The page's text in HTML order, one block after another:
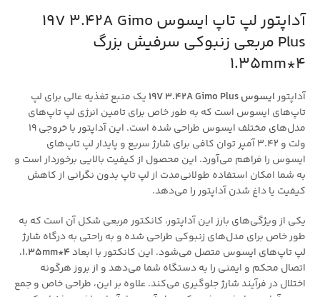
آداپتور لپ تاپ ایسوس 19V 3.42A Gimo
Plus مربعی زنبوکی سرفیش بزرگ
4*1.35mm
آداپتورایسوس 19V 3.42A Gimo Plus
یک منبع تغذیه عالی برای لپ
تاپ‌های ایسوس است که به طور خاص برای تامین انرژی لپ تاپ‌های
مدل‌های مختلف ایسوس طراحی شده است. این آداپتور با خروجی 19
ولت و 3.42 آمپر توان کافی برای شارژ سریع و پایدار لپ تاپ‌های
ایسوس را فراهم می‌آورد. این محصول از کیفیت بالایی برخوردار است و
به شما امکان استفاده طولانی‌مدت از لپ تاپ بدون نگرانی از کاهش
کیفیت یا داغ شدن آداپتور را می‌دهد.
یکی از ویژگی‌های بارز این آداپتور، کانکتور مربعی شکل آن است که به
طور خاص برای مدل‌های زنبوکی طراحی شده و به راحتی به درگاه شارژ
لپ تاپ‌های ایسوس متصل می‌شود. این کانکتور با ابعاد4*1.35mm
،
اتصال محکم و ایمنی را به دستگاه شما می‌دهد و از بروز هرگونه
اختلال در فرآیند شارژ جلوگیری می‌کند. علاوه بر این، طراحی خاص و جمع